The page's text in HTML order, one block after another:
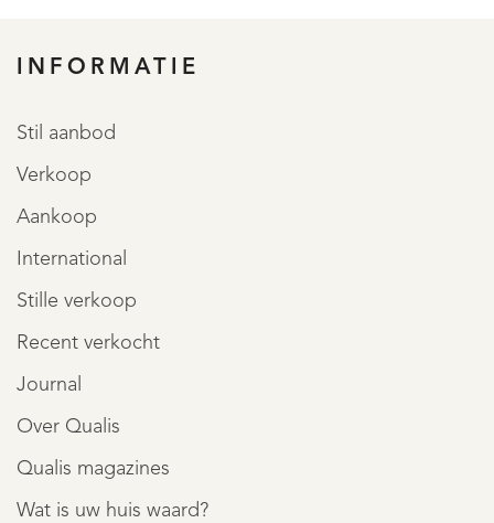
INFORMATIE
Stil aanbod
Verkoop
Aankoop
International
Stille verkoop
Recent verkocht
Journal
Over Qualis
Qualis magazines
Wat is uw huis waard?
REGISTREER